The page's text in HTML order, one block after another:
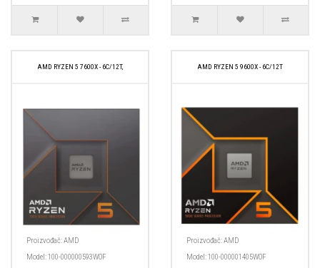
AMD RYZEN 5 7600X - 6C/12T,
Proizvođač:AMD
Model:100-000000593WOF
AMD RYZEN 5 9600X - 6C/12T
Proizvođač:AMD
Model:100-000001405WOF